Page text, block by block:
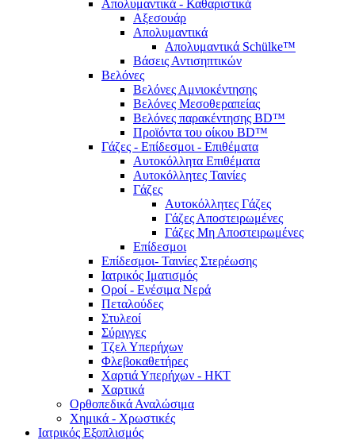
Απολυμαντικά - Καθαριστικά
Αξεσουάρ
Απολυμαντικά
Απολυμαντικά Schülke™
Βάσεις Αντισηπτικών
Βελόνες
Βελόνες Αμνιοκέντησης
Βελόνες Μεσοθεραπείας
Βελόνες παρακέντησης BD™
Προϊόντα του οίκου BD™
Γάζες - Επίδεσμοι - Επιθέματα
Αυτοκόλλητα Επιθέματα
Αυτοκόλλητες Ταινίες
Γάζες
Αυτοκόλλητες Γάζες
Γάζες Αποστειρωμένες
Γάζες Μη Αποστειρωμένες
Επίδεσμοι
Επίδεσμοι- Ταινίες Στερέωσης
Ιατρικός Ιματισμός
Οροί - Ενέσιμα Νερά
Πεταλούδες
Στυλεοί
Σύριγγες
Τζελ Υπερήχων
Φλεβοκαθετήρες
Χαρτιά Υπερήχων - ΗΚΤ
Χαρτικά
Ορθοπεδικά Αναλώσιμα
Χημικά - Χρωστικές
Ιατρικός Εξοπλισμός